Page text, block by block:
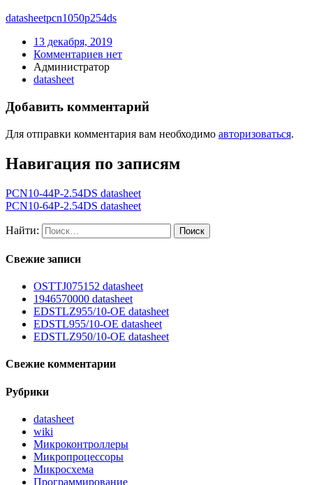
datasheetpcn1050p254ds
13 декабря, 2019
Комментариев нет
Администратор
datasheet
Добавить комментарий
Для отправки комментария вам необходимо авторизоваться.
Навигация по записям
PCN10-44P-2.54DS datasheet
PCN10-64P-2.54DS datasheet
Найти:
Свежие записи
OSTTJ075152 datasheet
1946570000 datasheet
EDSTLZ955/10-OE datasheet
EDSTL955/10-OE datasheet
EDSTLZ950/10-OE datasheet
Свежие комментарии
Рубрики
datasheet
wiki
Микроконтроллеры
Микропроцессоры
Микросхема
Программирование